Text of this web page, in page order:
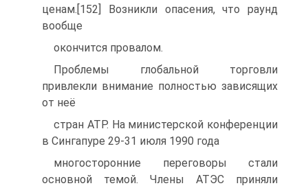
ценам.[152] Возникли опасения, что раунд
вообще
окончится провалом.
Проблемы глобальной торговли
привлекли внимание полностью зависящих
от неё
стран АТР. На министерской конференции
в Сингапуре 29-31 июля 1990 года
многосторонние переговоры стали
основной темой. Члены АТЭС приняли